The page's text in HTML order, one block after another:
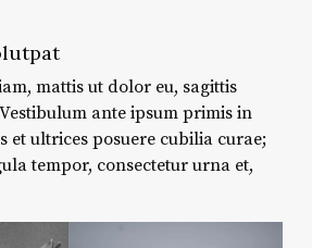
mattis ut dolor eu, sagittis
ante ipsum primis in
et ultrices posuere cubilia curae;
tempor, consectetur urna et,